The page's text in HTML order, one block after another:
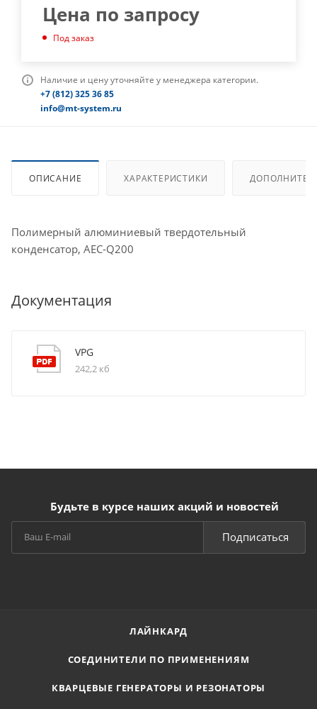
Цена по запросу
Под заказ
Наличие и цену уточняйте у менеджера категории.
+7 (812) 325 36 85
info@mt-system.ru
ОПИСАНИЕ ХАРАКТЕРИСТИКИ
Полимерный алюминиевый твердотельный
конденсатор, AEC-Q200
Документация
VPG
242,2 кб
Будьте в курсе наших акций и новостей
Подписаться
ЛАЙНКАРД
СОЕДИНИТЕЛИ ПО ПРИМЕНЕНИЯМ
КВАРЦЕВЫЕ ГЕНЕРАТОРЫ И РЕЗОНАТОРЫ